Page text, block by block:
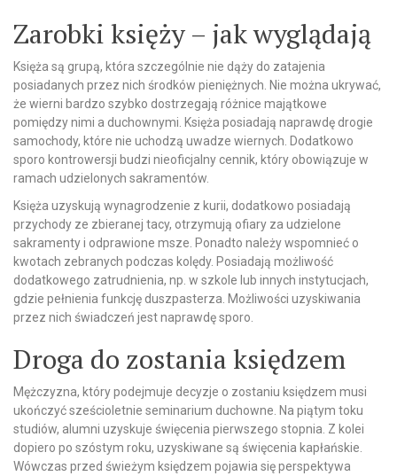
Zarobki księży – jak wyglądają
Księża są grupą, która szczególnie nie dąży do zatajenia
posiadanych przez nich środków pieniężnych. Nie można ukrywać,
że wierni bardzo szybko dostrzegają różnice majątkowe
pomiędzy nimi a duchownymi. Księża posiadają naprawdę drogie
samochody, które nie uchodzą uwadze wiernych. Dodatkowo
sporo kontrowersji budzi nieoficjalny cennik, który obowiązuje w
ramach udzielonych sakramentów.
Księża uzyskują wynagrodzenie z kurii, dodatkowo posiadają
przychody ze zbieranej tacy, otrzymują ofiary za udzielone
sakramenty i odprawione msze. Ponadto należy wspomnieć o
kwotach zebranych podczas kolędy. Posiadają możliwość
dodatkowego zatrudnienia, np. w szkole lub innych instytucjach,
gdzie pełnienia funkcję duszpasterza. Możliwości uzyskiwania
przez nich świadczeń jest naprawdę sporo.
Droga do zostania księdzem
Mężczyzna, który podejmuje decyzje o zostaniu księdzem musi
ukończyć sześcioletnie seminarium duchowne. Na piątym toku
studiów, alumni uzyskuje święcenia pierwszego stopnia. Z kolei
dopiero po szóstym roku, uzyskiwane są święcenia kapłańskie.
Wówczas przed świeżym księdzem pojawia się perspektywa